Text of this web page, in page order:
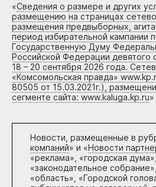
«Сведения о размере и других
размещению на страницах
размещения предвыборных,
период избирательной кампании
Государственную Думу
Российской Федерации девятого
18 – 20 сентября 2026 года.
«Комсомольская правда»
80505 от 15.03.2021г.),
сегменте сайта: www.kaluga.kp.ru»
Новости, размещенные в
компаний» и «Новости
«реклама», «городская дума»,
«законодательное
«область», «Городской